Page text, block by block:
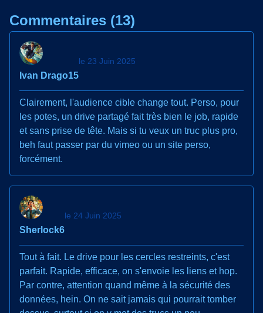
Commentaires (13)
Ivan Drago15
le 23 Juin 2025
Clairement, l'audience cible change tout. Perso, pour
les potes, un drive partagé fait très bien le job, rapide
et sans prise de tête. Mais si tu veux un truc plus pro,
beh faut passer par du vimeo ou un site perso,
forcément.
Sherlock6
le 24 Juin 2025
Tout à fait. Le drive pour les cercles restreints, c'est
parfait. Rapide, efficace, on s'envoie les liens et hop.
Par contre, attention quand même à la sécurité des
données, hein. On ne sait jamais qui pourrait tomber